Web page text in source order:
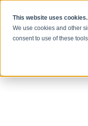
This website uses cookies.
We use cookies and other
consent to use of these